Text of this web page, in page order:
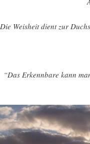
Weisheit dient zur
“Das Erkennbare kann